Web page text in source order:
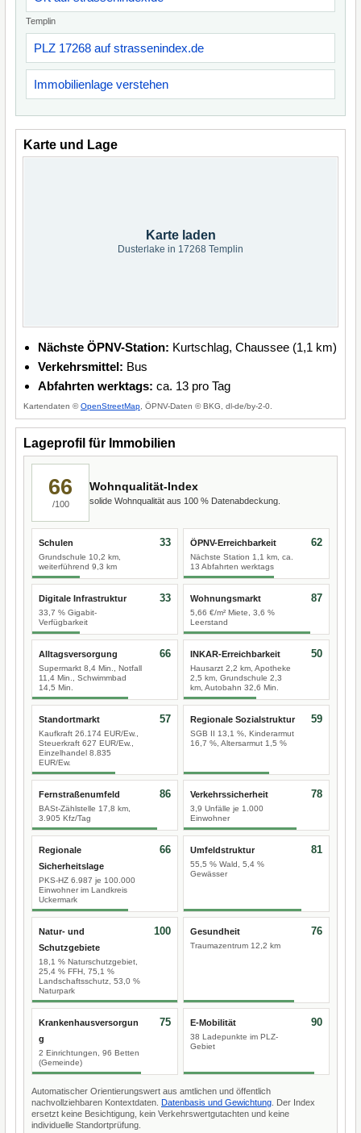
Templin
PLZ 17268 auf strassenindex.de
Immobilienlage verstehen
Karte und Lage
Karte laden
Dusterlake in 17268 Templin
Nächste ÖPNV-Station: Kurtschlag, Chaussee (1,1 km)
Verkehrsmittel: Bus
Abfahrten werktags: ca. 13 pro Tag
Kartendaten ©OpenStreetMap , ÖPNV-Daten © BKG, dl-de/by-2-0.
Lageprofil für Immobilien
66
/100
Wohnqualität-Index
solide Wohnqualität aus 100 % Datenabdeckung.
Schulen
Grundschule 10,2 km,
weiterführend 9,3 km
33 ÖPNV-Erreichbarkeit
Nächste Station 1,1 km, ca.
13 Abfahrten werktags
62
Digitale Infrastruktur
33,7 % Gigabit-
Verfügbarkeit
33 Wohnungsmarkt
5,66 €/m² Miete, 3,6 %
Leerstand
87
Alltagsversorgung
Supermarkt 8,4 Min., Notfall
11,4 Min., Schwimmbad
14,5 Min.
66 INKAR-Erreichbarkeit
Hausarzt 2,2 km, Apotheke
2,5 km, Grundschule 2,3
km, Autobahn 32,6 Min.
50
Standortmarkt
Kaufkraft 26.174 EUR/Ew.,
Steuerkraft 627 EUR/Ew.,
Einzelhandel 8.835
EUR/Ew.
57 Regionale Sozialstruktur
SGB II 13,1 %, Kinderarmut
16,7 %, Altersarmut 1,5 %
59
Fernstraßenumfeld
BASt-Zählstelle 17,8 km,
3.905 Kfz/Tag
86 Verkehrssicherheit
3,9 Unfälle je 1.000
Einwohner
78
Regionale
Sicherheitslage
PKS-HZ 6.987 je 100.000
Einwohner im Landkreis
Uckermark
66 Umfeldstruktur
55,5 % Wald, 5,4 %
Gewässer
81
Natur- und
Schutzgebiete
18,1 % Naturschutzgebiet,
25,4 % FFH, 75,1 %
Landschaftsschutz, 53,0 %
Naturpark
100 Gesundheit
Traumazentrum 12,2 km
76
Krankenhausversorgun
g
2 Einrichtungen, 96 Betten
(Gemeinde)
75 E-Mobilität
38 Ladepunkte im PLZ-
Gebiet
90
Automatischer Orientierungswert aus amtlichen und öffentlich
nachvollziehbaren Kontextdaten. Datenbasis und Gewichtung . Der Index
ersetzt keine Besichtigung, kein Verkehrswertgutachten und keine
individuelle Standortprüfung.